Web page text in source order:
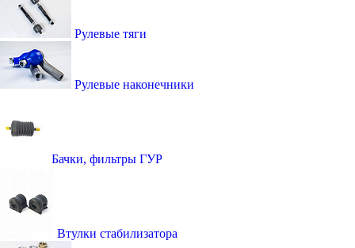
Рулевые тяги
Рулевые наконечники
Бачки, фильтры ГУР
Втулки стабилизатора